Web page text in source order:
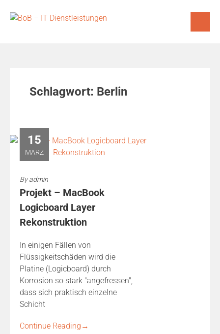
Schlagwort: Berlin
15
MÄRZ
Byadmin
Projekt – MacBook
Logicboard Layer
Rekonstruktion
In einigen Fällen von
Flüssigkeitschäden wird die
Platine (Logicboard) durch
Korrosion so stark "angefressen",
dass sich praktisch einzelne
Schicht
Continue Reading →